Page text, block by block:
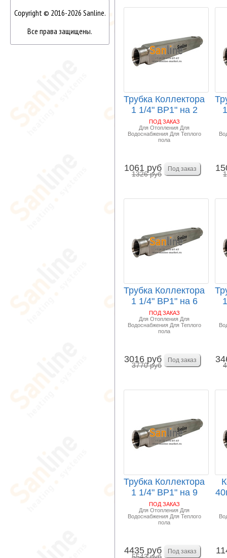
Copyright © 2016-2026 Sanline.
Все права защищены.
Трубка Коллектора
1 1/4" ВР1" на 2
выходов ВР1...
ПОД ЗАКАЗ
Для Отопления Для
Водоснабжения Для Теплого
пола
1061 руб
1326 руб
Трубка Коллектора
1 1/4" ВР1" на 6
выходов ВР1...
ПОД ЗАКАЗ
Для Отопления Для
Водоснабжения Для Теплого
пола
3016 руб
3770 руб
Трубка Коллектора
1 1/4" ВР1" на 9
выходов ВР1...
ПОД ЗАКАЗ
Для Отопления Для
Водоснабжения Для Теплого
пола
4435 руб